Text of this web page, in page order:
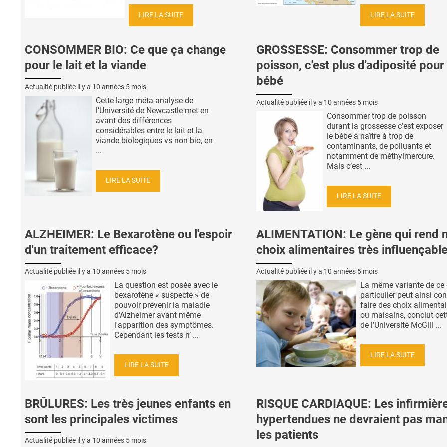
LIRE LA SUITE LIRE LA SUITE
CONSOMMER BIO: Ce que ça change
pour le lait et la viande
Actualité publiée il y a 10 années 5 mois
Cette large méta-analyse de
l’Université de Newcastle met en
avant des différences
considérables entre le lait et la
viande biologiques vs non bio, en
...
LIRE LA SUITE
GROSSESSE: Consommer trop de
poisson, c'est plus d'adiposité pour
bébé
Actualité publiée il y a 10 années 5 mois
Consommer trop de poisson
durant la grossesse c’est exposer
le bébé à naître à trop de
contaminants, de polluants et
notamment de méthylmercure.
Mais c’est ...
LIRE LA SUITE
ALZHEIMER: Le Bexarotène ou l'espoir
d'un traitement efficace?
Actualité publiée il y a 10 années 5 mois
La question est posée avec le
bexarotène « suspecté » de
pouvoir prévenir la maladie
d'Alzheimer avant même
l'apparition des symptômes.
Cependant les tests n’ ...
LIRE LA SUITE
ALIMENTATION: Le gène qui rend
choix alimentaires très
Actualité publiée il y a 10 années 5 mois
La même variante de ce
particulier peut ainsi
faire des choix
ou malsains, conclut
de l’Université McGill ...
LIRE LA SUITE
BRÛLURES: Les très jeunes enfants en
sont les principales victimes
Actualité publiée il y a 10 années 5 mois
RISQUE CARDIAQUE: Les
hypertendues ne devraient pas
les patients